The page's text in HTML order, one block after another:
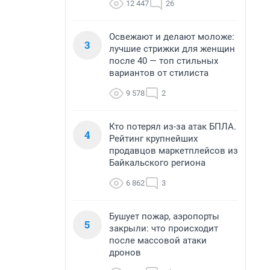
12 447 26
3
Освежают и делают моложе:
лучшие стрижки для женщин
после 40 — топ стильных
вариантов от стилиста
9 578 2
4
Кто потерял из-за атак БПЛА.
Рейтинг крупнейших
продавцов маркетплейсов из
Байкальского региона
6 862 3
5
Бушует пожар, аэропорты
закрыли: что происходит
после массовой атаки
дронов